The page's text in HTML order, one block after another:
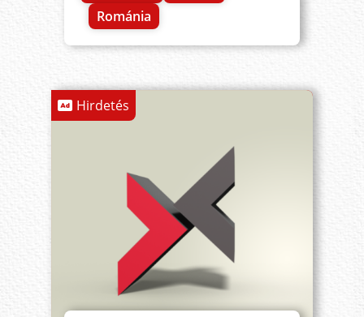
Románia
Hirdetés